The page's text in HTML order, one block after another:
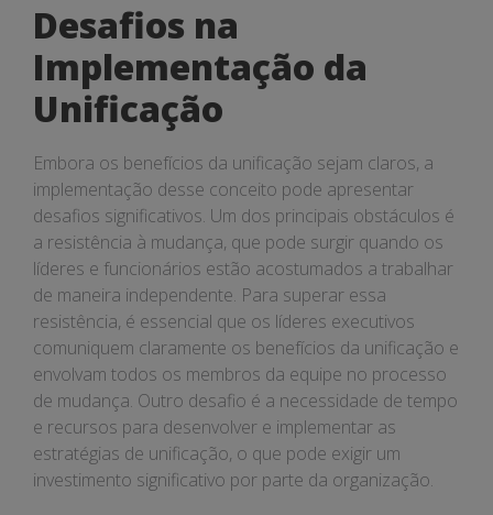
Desafios na
Implementação da
Unificação
Embora os benefícios da unificação sejam claros, a
implementação desse conceito pode apresentar
desafios significativos. Um dos principais obstáculos é
a resistência à mudança, que pode surgir quando os
líderes e funcionários estão acostumados a trabalhar
de maneira independente. Para superar essa
resistência, é essencial que os líderes executivos
comuniquem claramente os benefícios da unificação e
envolvam todos os membros da equipe no processo
de mudança. Outro desafio é a necessidade de tempo
e recursos para desenvolver e implementar as
estratégias de unificação, o que pode exigir um
investimento significativo por parte da organização.